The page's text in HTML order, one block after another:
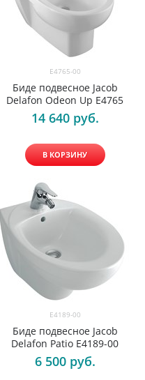
E4765-00
Биде подвесное Jacob
Delafon Odeon Up E4765
14 640 руб.
В КОРЗИНУ
E4189-00
Биде подвесное Jacob
Delafon Patio E4189-00
6 500 руб.